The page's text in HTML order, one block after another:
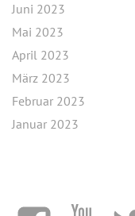
Juni 2023
Mai 2023
April 2023
März 2023
Februar 2023
Januar 2023